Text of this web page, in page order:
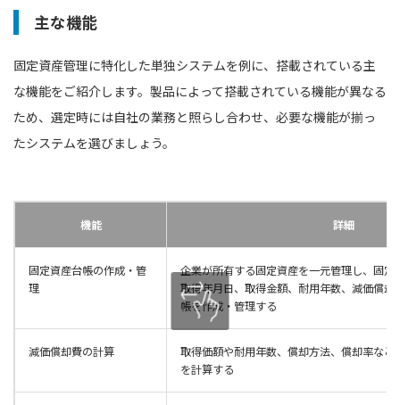
主な機能
固定資産管理に特化した単独システムを例に、搭載されている主
な機能をご紹介します。製品によって搭載されている機能が異なる
ため、選定時には自社の業務と照らし合わせ、必要な機能が揃っ
たシステムを選びましょう。
機能 詳細
固定資産台帳の作成・管
理
企業が所有する固定資産を一元管理し、固定
取得年月日、取得金額、耐用年数、減価償却
帳を作成・管理する
減価償却費の計算
取得価額や耐用年数、償却方法、償却率など
を計算する